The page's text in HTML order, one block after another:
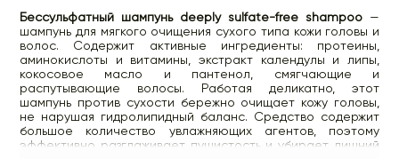
Бессульфатный шампунь deeply sulfate-free shampoo —
шампунь для мягкого очищения сухого типа кожи головы и
волос. Содержит активные ингредиенты: протеины,
аминокислоты и витамины, экстракт календулы и липы,
кокосовое масло и пантенол, смягчающие и
распутывающие волосы. Работая деликатно, этот
шампунь против сухости бережно очищает кожу головы,
не нарушая гидролипидный баланс. Средство содержит
большое количество увлажняющих агентов, поэтому
эффективно разглаживает пушистость и убирает лишний